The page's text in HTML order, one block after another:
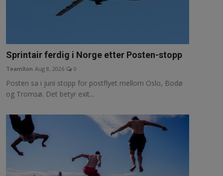
Sprintair ferdig i Norge etter Posten-stopp
TeamXon Aug 8, 2026 0
Posten sa i juni stopp for postflyet mellom Oslo, Bodø
og Tromsø. Det betyr exit...